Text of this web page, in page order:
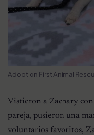
Adoption First Animal
Vistieron a Zachary
pareja, pusieron una
voluntarios favoritos,